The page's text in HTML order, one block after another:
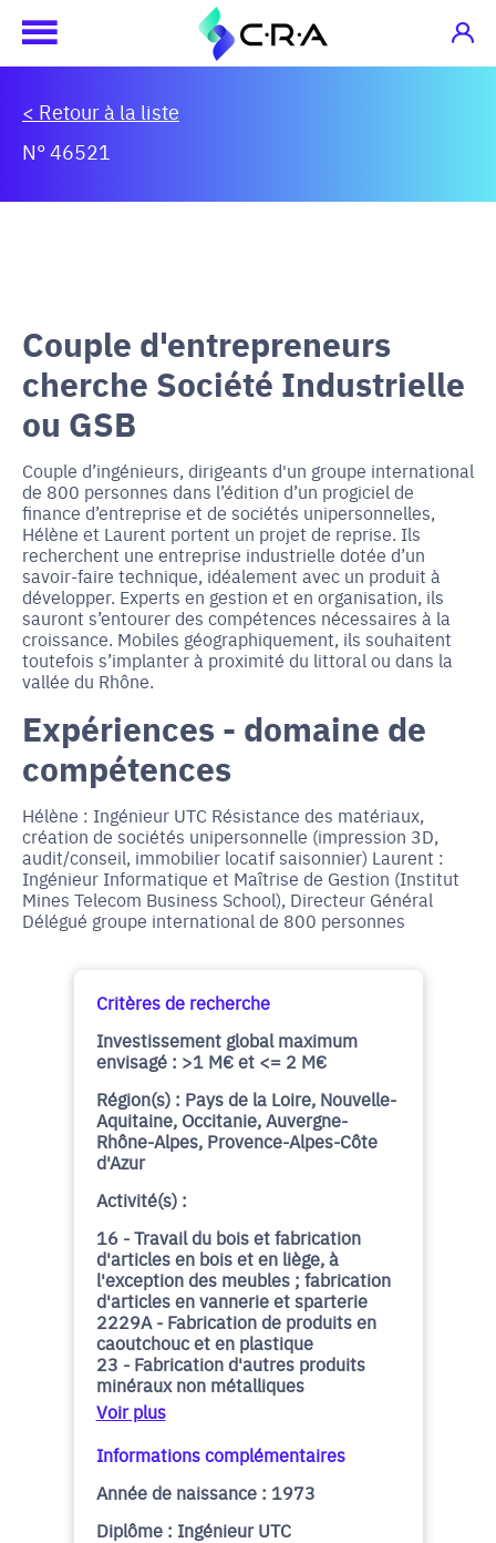
< Retour à la liste
N° 46521
Couple d'entrepreneurs
cherche Société Industrielle
ou GSB
Couple d’ingénieurs, dirigeants d'un groupe international
de 800 personnes dans l’édition d’un progiciel de
finance d’entreprise et de sociétés unipersonnelles,
Hélène et Laurent portent un projet de reprise. Ils
recherchent une entreprise industrielle dotée d’un
savoir-faire technique, idéalement avec un produit à
développer. Experts en gestion et en organisation, ils
sauront s’entourer des compétences nécessaires à la
croissance. Mobiles géographiquement, ils souhaitent
toutefois s’implanter à proximité du littoral ou dans la
vallée du Rhône.
Expériences - domaine de
compétences
Hélène : Ingénieur UTC Résistance des matériaux,
création de sociétés unipersonnelle (impression 3D,
audit/conseil, immobilier locatif saisonnier) Laurent :
Ingénieur Informatique et Maîtrise de Gestion (Institut
Mines Telecom Business School), Directeur Général
Délégué groupe international de 800 personnes
Critères de recherche
Investissement global maximum
envisagé : >1 M€ et <= 2 M€
Région(s) : Pays de la Loire, Nouvelle-
Aquitaine, Occitanie, Auvergne-
Rhône-Alpes, Provence-Alpes-Côte
d'Azur
Activité(s) :
16 - Travail du bois et fabrication
d'articles en bois et en liège, à
l'exception des meubles ; fabrication
d'articles en vannerie et sparterie
2229A - Fabrication de produits en
caoutchouc et en plastique
23 - Fabrication d'autres produits
minéraux non métalliques
Voir plus
Informations complémentaires
Année de naissance : 1973
Diplôme : Ingénieur UTC